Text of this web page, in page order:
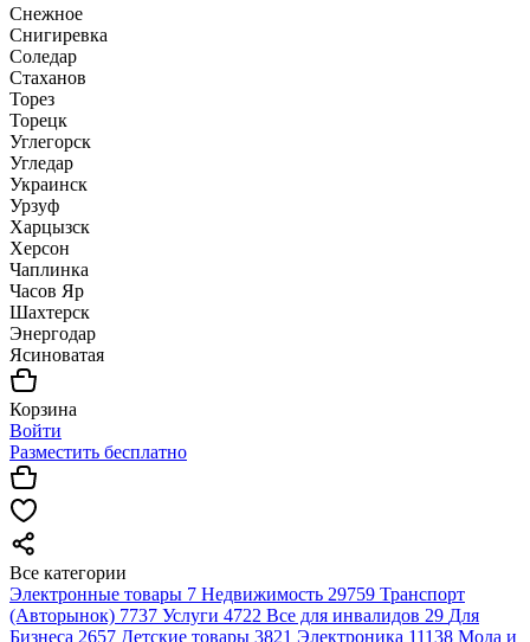
Снежное
Снигиревка
Соледар
Стаханов
Торез
Торецк
Углегорск
Угледар
Украинск
Урзуф
Харцызск
Херсон
Чаплинка
Часов Яр
Шахтерск
Энергодар
Ясиноватая
Корзина
Войти
Разместить бесплатно
Все категории
Электронные товары 7 Недвижимость 29759 Транспорт
(Авторынок) 7737 Услуги 4722 Все для инвалидов 29 Для
Бизнеса 2657 Детские товары 3821 Электроника 11138 Мода и